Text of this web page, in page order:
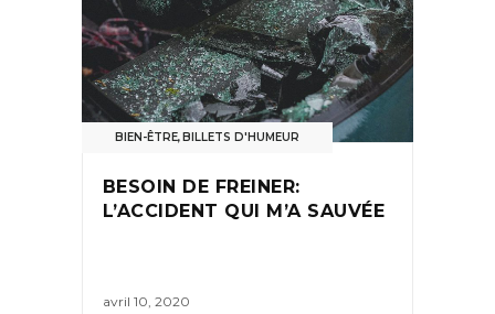
BIEN-ÊTRE, BILLETS D'HUMEUR
BESOIN DE FREINER:
L’ACCIDENT QUI M’A SAUVÉE
avril 10, 2020